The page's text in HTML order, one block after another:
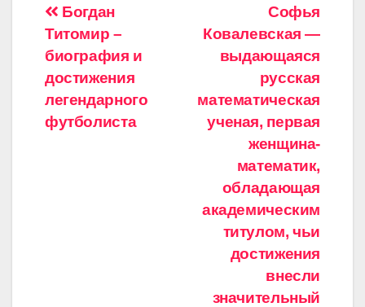
Навигация
по
записям
Софья
Ковалевская —
выдающаяся
русская
математическая
ученая, первая
женщина-
математик,
обладающая
академическим
титулом, чьи
достижения
внесли
значительный
Богдан
Титомир –
биография и
достижения
легендарного
футболиста